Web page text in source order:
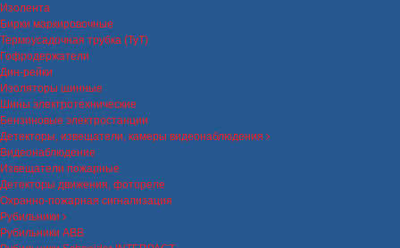
Изолента
Бирки маркировочные
Термоусадочная трубка (ТуТ)
Гофродержатели
Дин-рейки
Изоляторы шинные
Шины электротехнические
Бензиновые электростанции
Детекторы, извещатели, камеры видеонаблюдения
Видеонаблюдение
Извещатели пожарные
Детекторы движения, фотореле
Охранно-пожарная сигнализация
Рубильники
Рубильники ABB